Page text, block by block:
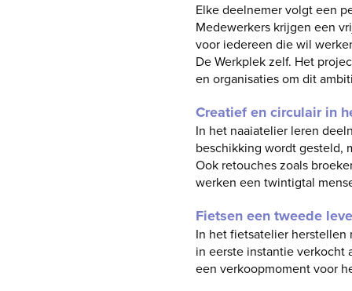
Elke deelnemer volgt een
Medewerkers krijgen een
voor iedereen die wil
De Werkplek zelf. Het
en organisaties om dit
Creatief en circulair in
In het naaiatelier leren
beschikking wordt gesteld,
Ook retouches zoals
werken een twintigtal
Fietsen een tweede
In het fietsatelier herstellen
in eerste instantie verkocht
een verkoopmoment voor